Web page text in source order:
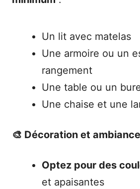
Un lit avec matelas
Une armoire ou un
rangement
Une table ou un
Une chaise et une
🎨 Décoration et ambiance
Optez pour des
et apaisantes